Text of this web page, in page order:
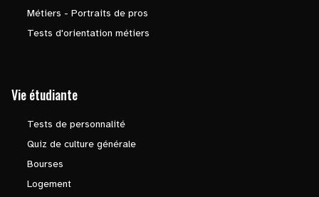
Métiers - Portraits de pros
Tests d'orientation métiers
Vie étudiante
Tests de personnalité
Quiz de culture générale
Bourses
Logement